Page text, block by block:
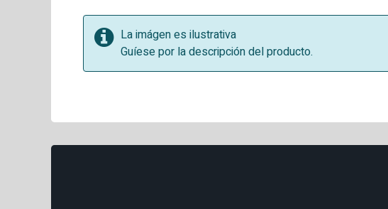
La imágen es ilustrativa
Guíese por la descripción del producto.